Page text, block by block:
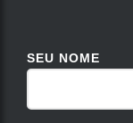
SEU NOME